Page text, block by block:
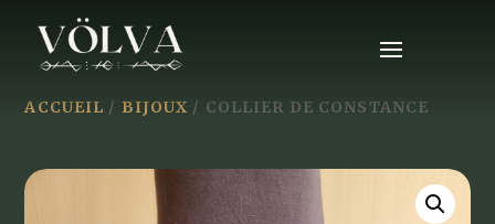
ACCUEIL / BIJOUX / COLLIER DE CONSTANCE